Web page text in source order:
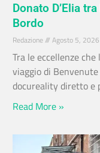
Donato D’Elia
Bordo
Redazione Agosto 5, 2026
Tra le eccellenze
viaggio di
docureality diretto e
Read More »